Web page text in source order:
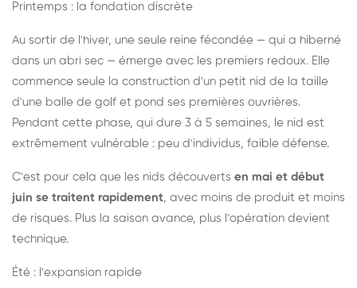
Printemps : la fondation discrète
Au sortir de l'hiver, une seule reine fécondée — qui a hiberné
dans un abri sec — émerge avec les premiers redoux. Elle
commence seule la construction d'un petit nid de la taille
d'une balle de golf et pond ses premières ouvrières.
Pendant cette phase, qui dure 3 à 5 semaines, le nid est
extrêmement vulnérable : peu d'individus, faible défense.
C'est pour cela que les nids découverts en mai et début
juin se traitent rapidement, avec moins de produit et moins
de risques. Plus la saison avance, plus l'opération devient
technique.
Été : l'expansion rapide